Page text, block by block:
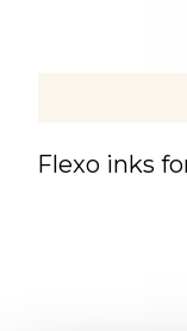
Flexo inks